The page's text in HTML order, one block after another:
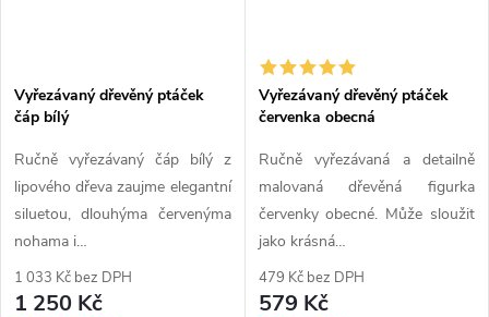
Vyřezávaný dřevěný ptáček
čáp bílý
Ručně vyřezávaný čáp bílý z
lipového dřeva zaujme elegantní
siluetou, dlouhýma červenýma
nohama i…
1 033 Kč bez DPH
1 250 Kč
Vyřezávaný dřevěný ptáček
červenka obecná
Ručně vyřezávaná a detailně
malovaná dřevěná figurka
červenky obecné. Může sloužit
jako krásná…
479 Kč bez DPH
579 Kč